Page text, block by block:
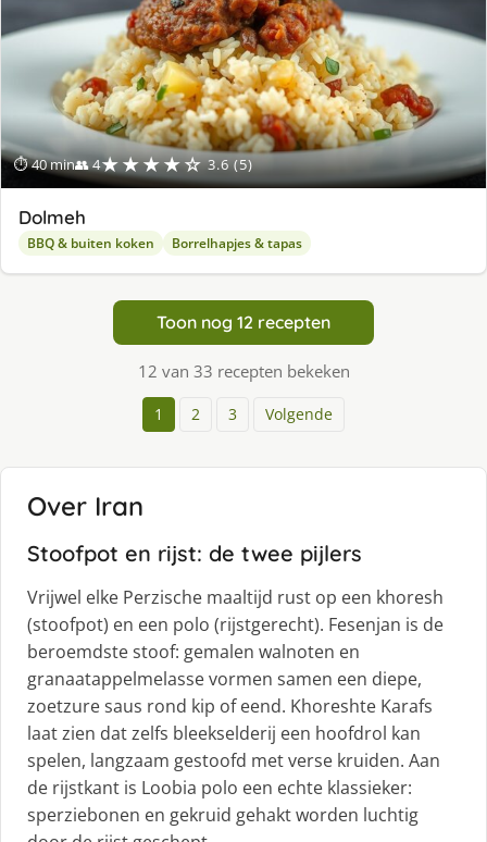
⏱ 40 min👥 4★★★★☆ 3.6 (5)
Dolmeh
BBQ & buiten koken Borrelhapjes & tapas
Toon nog 12 recepten
12 van 33 recepten bekeken
1 2 3 Volgende
Over Iran
Stoofpot en rijst: de twee pijlers
Vrijwel elke Perzische maaltijd rust op een khoresh
(stoofpot) en een polo (rijstgerecht). Fesenjan is de
beroemdste stoof: gemalen walnoten en
granaatappelmelasse vormen samen een diepe,
zoetzure saus rond kip of eend. Khoreshte Karafs
laat zien dat zelfs bleekselderij een hoofdrol kan
spelen, langzaam gestoofd met verse kruiden. Aan
de rijstkant is Loobia polo een echte klassieker:
sperziebonen en gekruid gehakt worden luchtig